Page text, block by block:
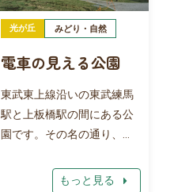
光が丘 みどり・自然
電車の見える公園
東武東上線沿いの東武練馬
駅と上板橋駅の間にある公
園です。その名の通り、公
を間近で見ることができま
もっと見る arrow_right